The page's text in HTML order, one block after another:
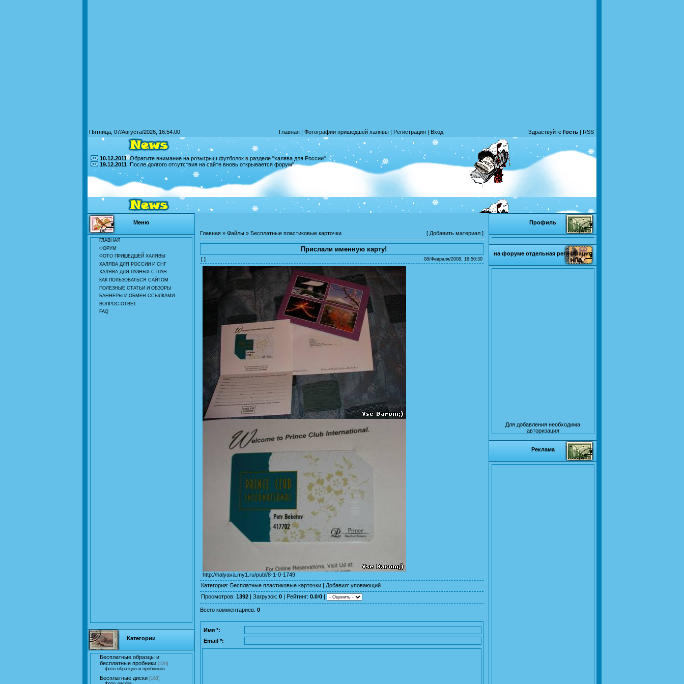
Пятница, 07/Августа/2026, 16:54:00 Главная | Фотографии пришедшей халявы | Регистрация | Вход Здраствуйте Гость | RSS
10.12.2011|Обратите внимание на розыгрыш футболок в разделе "халява для России"
19.12.2011 |После долгого отсутствия на сайте вновь открывается форум"
Меню
ГЛАВНАЯ
ФОРУМ
ФОТО ПРИШЕДШЕЙ ХАЛЯВЫ
ХАЛЯВА ДЛЯ РОССИИ И СНГ
ХАЛЯВА ДЛЯ РАЗНЫХ СТРАН
КАК ПОЛЬЗОВАТЬСЯ САЙТОМ
ПОЛЕЗНЫЕ СТАТЬИ И ОБЗОРЫ
БАННЕРЫ И ОБМЕН ССЫЛКАМИ
ВОПРОС-ОТВЕТ
FAQ
Категории
Бесплатные образцы и
бесплатные пробники [220]
фото образцов и пробников
Бесплатные диски [163]
Главная » Файлы » Бесплатные пластиковые карточки [ Добавить материал ]
Прислали именную карту!
[ ] 08/Февраля/2008, 16:50:30
http://halyava.my1.ru/publ/8-1-0-1749
Категория: Бесплатные пластиковые карточки | Добавил: уповающий
Просмотров: 1392 | Загрузок: 0 | Рейтинг: 0.0/0 |
Всего комментариев: 0
Имя *:
Email *:
Профиль
на форуме отдельная регистрация
Для добавления необходима
авторизация
Реклама